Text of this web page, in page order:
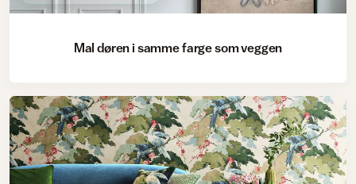
Mal døren i samme farge som veggen